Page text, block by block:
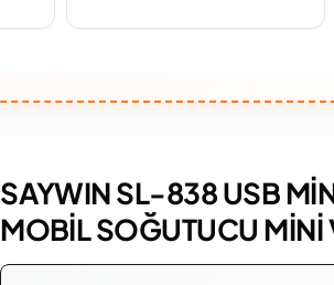
SAYWIN SL-838 USB
MOBİL SOĞUTUCU MİNİ